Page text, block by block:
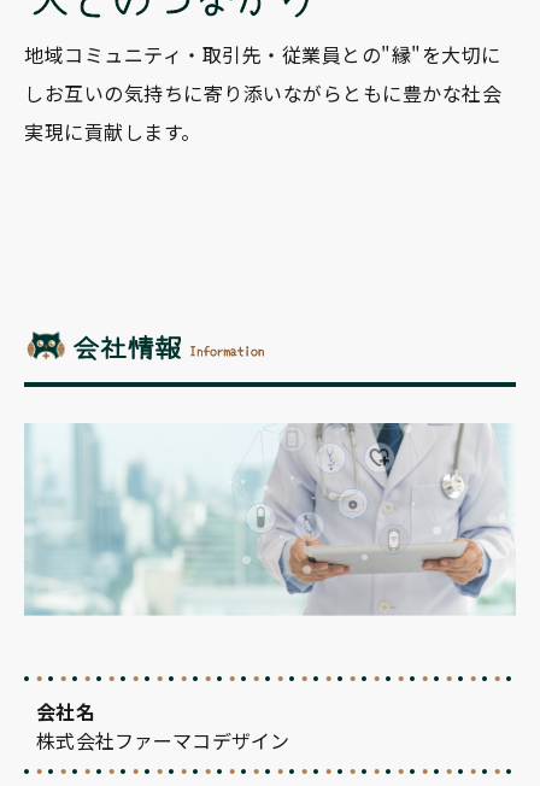
地域コミュニティ・取引先・従業員との"縁"を大切に
しお互いの気持ちに寄り添いながら ともに豊かな社会
実現に貢献します。
会社名
株式会社ファーマコデザイン